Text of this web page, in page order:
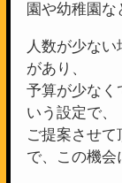
園や幼稚園な
人数が少な
があり、
予算が少なく
いう設定で、
ご提案させ
で、この機会